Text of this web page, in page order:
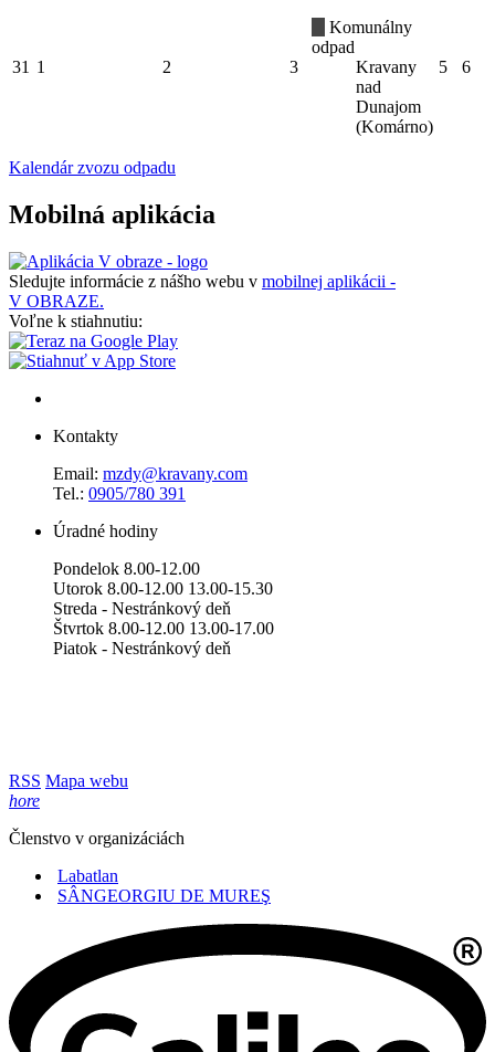
31 1 2 3
Komunálny
odpad
Kravany
nad
Dunajom
(Komárno)
5 6
Kalendár zvozu odpadu
Mobilná aplikácia
Sledujte informácie z nášho webu v mobilnej aplikácii -
V OBRAZE.
Voľne k stiahnutiu:
Kontakty
Email: mzdy@kravany.com
Tel.: 0905/780 391
Úradné hodiny
Pondelok 8.00-12.00
Utorok 8.00-12.00 13.00-15.30
Streda - Nestránkový deň
Štvrtok 8.00-12.00 13.00-17.00
Piatok - Nestránkový deň
RSS Mapa webu
hore
Členstvo v organizáciách
Labatlan
SÂNGEORGIU DE MUREŞ